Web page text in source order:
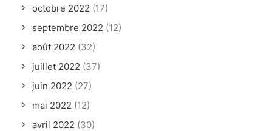
octobre 2022 (17)
septembre 2022 (12)
août 2022 (32)
juillet 2022 (37)
juin 2022 (27)
mai 2022 (12)
avril 2022 (30)